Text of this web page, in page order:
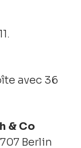
avec 36
& Co
Berlin